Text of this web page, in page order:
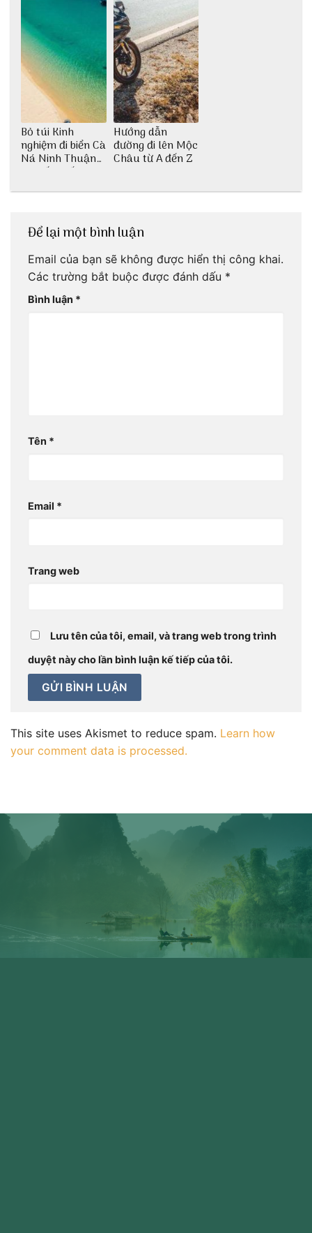
Bỏ túi Kinh
nghiệm đi biển Cà
Ná Ninh Thuận
chi tiết nhất
Hướng dẫn
đường đi lên Mộc
Châu từ A đến Z
Để lại một bình luận
Email của bạn sẽ không được hiển thị công khai.
Các trường bắt buộc được đánh dấu *
Bình luận *
Tên *
Email *
Trang web
Lưu tên của tôi, email, và trang web trong trình
duyệt này cho lần bình luận kế tiếp của tôi.
This site uses Akismet to reduce spam. Learn how
your comment data is processed.